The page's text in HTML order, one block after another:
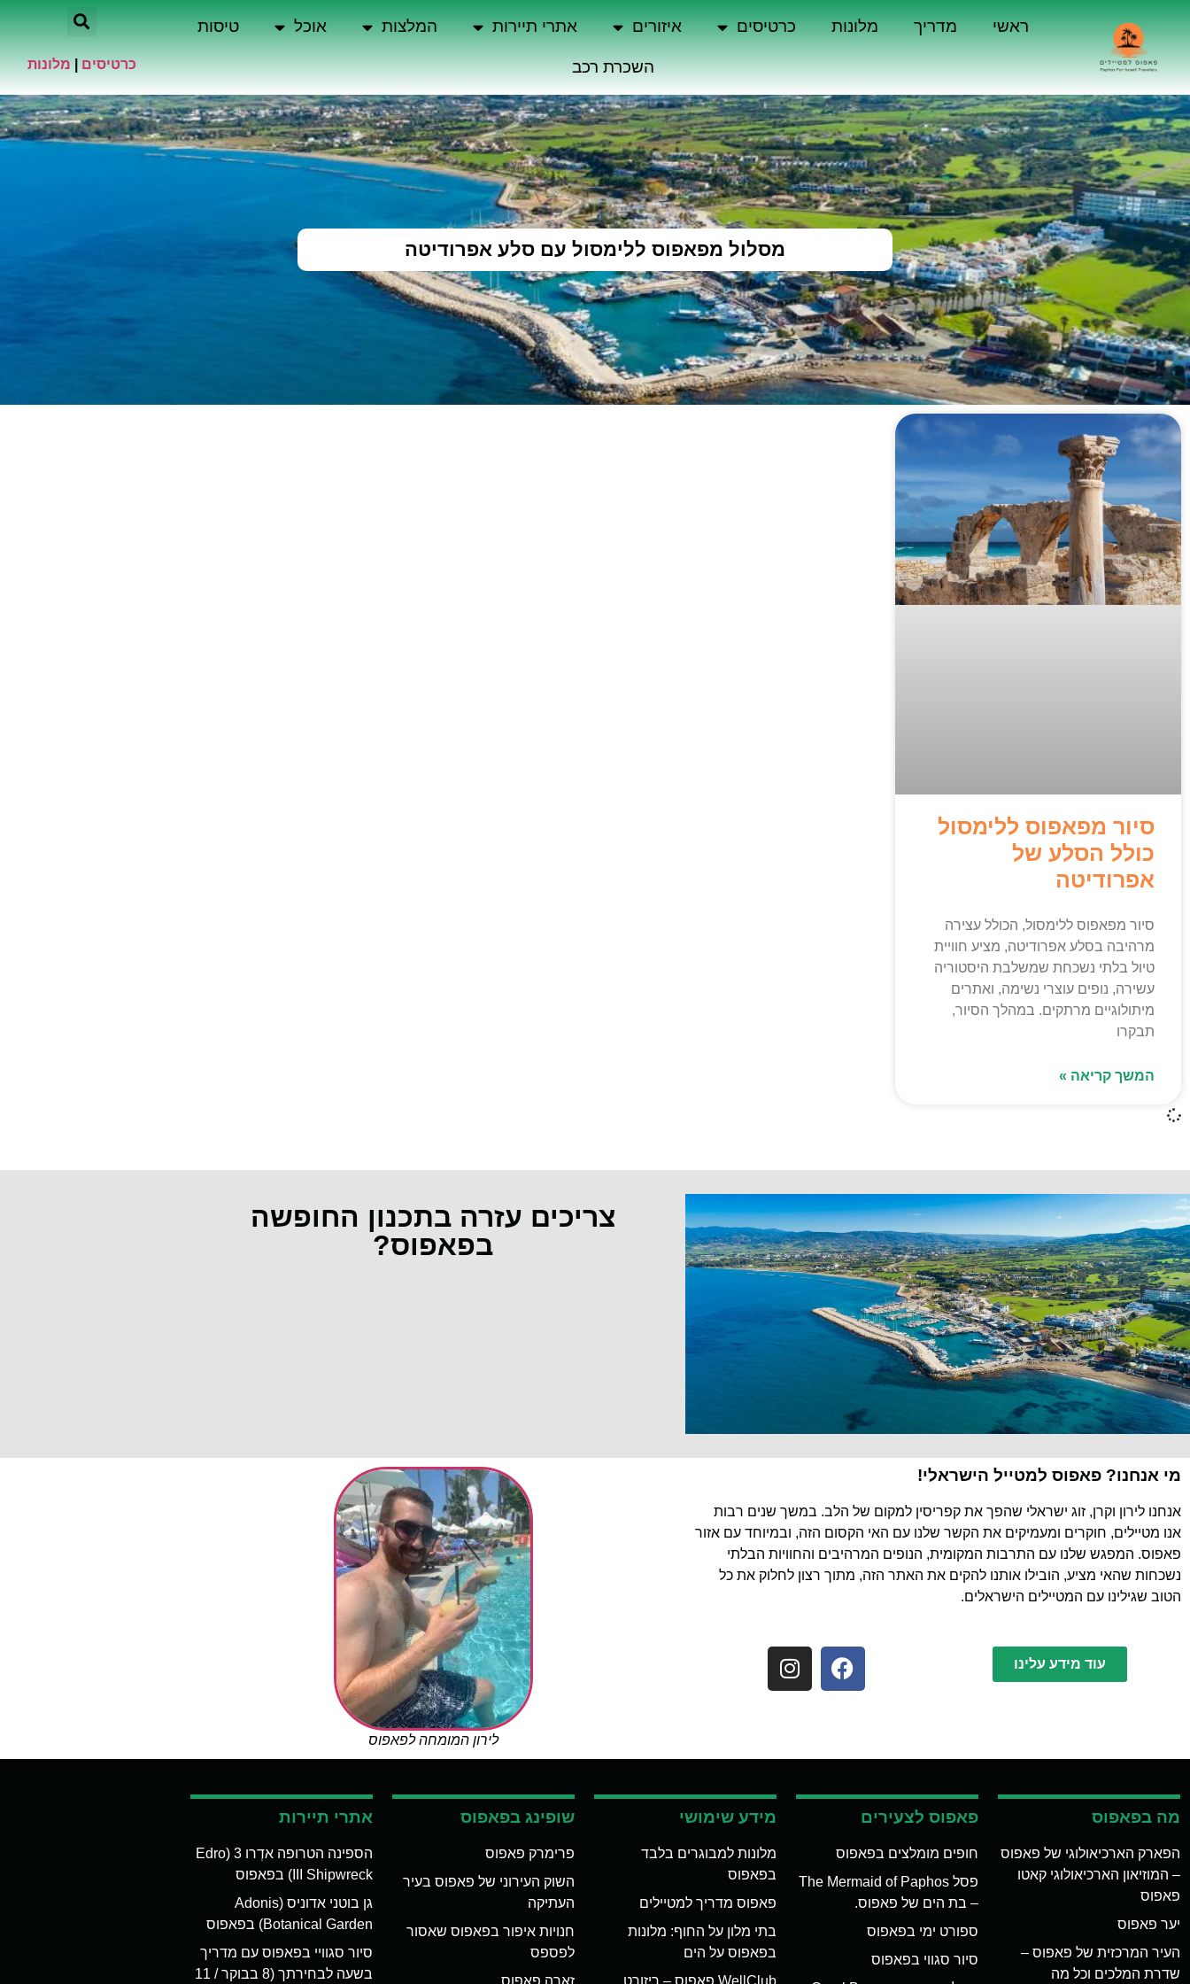
ראשי מדריך מלונות כרטיסים איזורים אתרי תיירות המלצות אוכל טיסות
השכרת רכב כרטיסים מלונות
מסלול מפאפוס ללימסול עם סלע אפרודיטה
סיור מפאפוס ללימסול
כולל הסלע של
אפרודיטה
סיור מפאפוס ללימסול, הכולל עצירה
מרהיבה בסלע אפרודיטה, מציע חוויית
טיול בלתי נשכחת שמשלבת היסטוריה
עשירה, נופים עוצרי נשימה, ואתרים
מיתולוגיים מרתקים. במהלך הסיור,
תבקרו
המשך קריאה »
צריכים עזרה בתכנון החופשה
בפאפוס?
מי אנחנו? פאפוס למטייל הישראלי!
אנחנו לירון וקרן, זוג ישראלי שהפך את קפריסין למקום של הלב. במשך שנים רבות
אנו מטיילים, חוקרים ומעמיקים את הקשר שלנו עם האי הקסום הזה, ובמיוחד עם אזור
פאפוס. המפגש שלנו עם התרבות המקומית, הנופים המרהיבים והחוויות הבלתי
נשכחות שהאי מציע, הובילו אותנו להקים את האתר הזה, מתוך רצון לחלוק את כל
הטוב שגילינו עם המטיילים הישראלים.
עוד מידע עלינו
לירון המומחה לפאפוס
מה בפאפוס
הפארק הארכיאולוגי של פאפוס
– המוזיאון הארכיאולוגי קאטו
פאפוס
יער פאפוס
העיר המרכזית של פאפוס –
שדרת המלכים וכל מה
פאפוס לצעירים
חופים מומלצים בפאפוס
פסל The Mermaid of Paphos
– בת הים של פאפוס.
ספורט ימי בפאפוס
סיור סגווי בפאפוס
מידע שימושי
מלונות למבוגרים בלבד
בפאפוס
פאפוס מדריך למטיילים
בתי מלון על החוף: מלונות
בפאפוס על הים
שופינג בפאפוס
פרימרק פאפוס
השוק העירוני של פאפוס בעיר
העתיקה
חנויות איפור בפאפוס שאסור
לפספס
אתרי תיירות
הספינה הטרופה אדְרו 3 (Edro
III Shipwreck) בפאפוס
גן בוטני אדוניס (Adonis
Botanical Garden) בפאפוס
סיור סגוויי בפאפוס עם מדריך
בשעה לבחירתך (8 בבוקר / 11